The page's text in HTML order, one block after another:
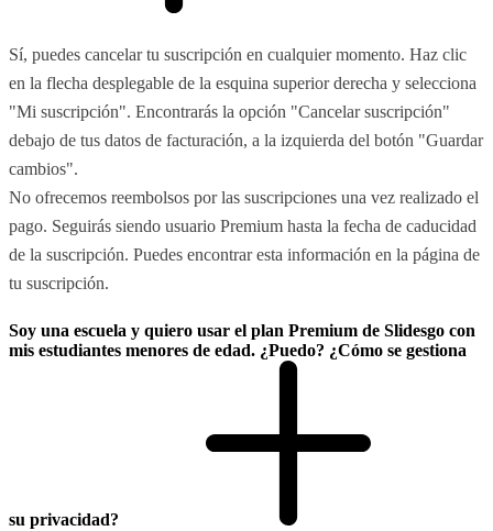
Sí, puedes cancelar tu suscripción en cualquier momento. Haz clic
en la flecha desplegable de la esquina superior derecha y selecciona
"Mi suscripción". Encontrarás la opción "Cancelar suscripción"
debajo de tus datos de facturación, a la izquierda del botón "Guardar
cambios".
No ofrecemos reembolsos por las suscripciones una vez realizado el
pago. Seguirás siendo usuario Premium hasta la fecha de caducidad
de la suscripción. Puedes encontrar esta información en la página de
tu suscripción.
Soy una escuela y quiero usar el plan Premium de Slidesgo con
mis estudiantes menores de edad. ¿Puedo? ¿Cómo se gestiona
su privacidad?